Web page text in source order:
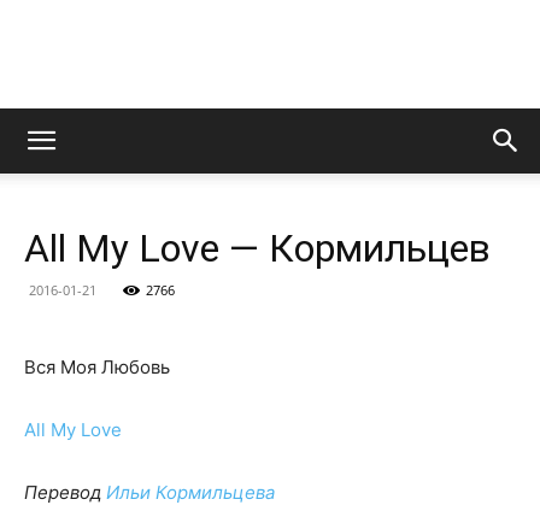
LedZeppelin.Ru
All My Love — Кормильцев
2016-01-21 2766
Вся Моя Любовь
All My Love
Перевод Ильи Кормильцева